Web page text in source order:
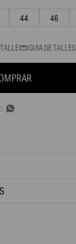
44 46
GUIA DE TALLES
